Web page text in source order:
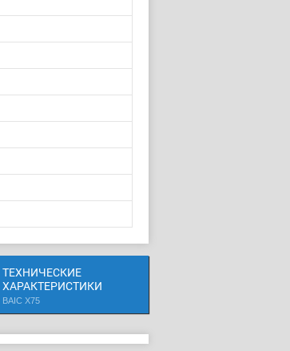
ТЕХНИЧЕСКИЕ
ХАРАКТЕРИСТИКИ
BAIC X75